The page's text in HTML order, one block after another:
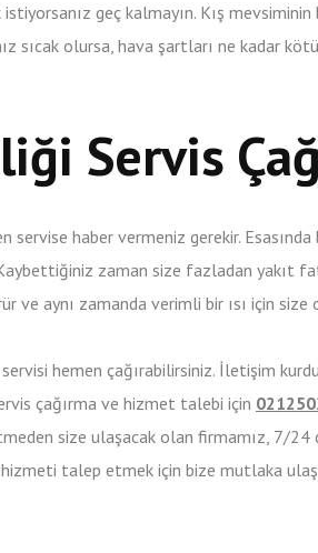
geç kalmayın. Kış
sıcak olursa, hava şartları ne kadar
Servis
servise haber vermeniz gerekir.
zaman size fazladan yakıt
ve aynı zamanda verimli bir ısı için size
hemen çağırabilirsiniz. İletişim
çağırma ve hizmet talebi için
size ulaşacak olan firmamız, 7/24
talep etmek için bize mutlaka